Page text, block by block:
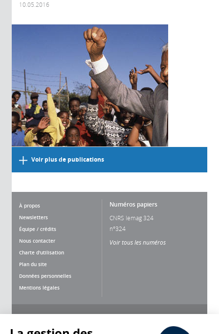
10.05.2016
Voir plus de publications
À propos
Newsletters
Équipe / crédits
Nous contacter
Charte d'utilisation
Plan du site
Données personnelles
Mentions légales
Numéros papiers
CNRS lemag 324
n°324
Voir tous les numéros